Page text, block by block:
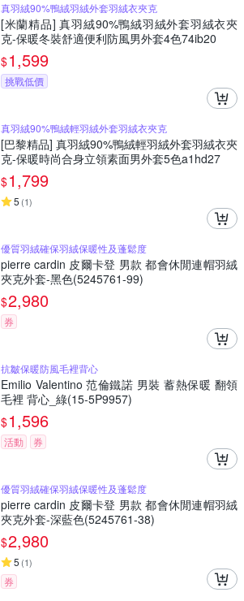
真羽絨90%鴨絨羽絨外套羽絨衣夾克
[米蘭精品] 真羽絨90%鴨絨羽絨外套羽絨衣夾
克-保暖冬裝舒適便利防風男外套4色74ib20
$1,599
挑戰低價
真羽絨90%鴨絨輕羽絨外套羽絨衣夾克
[巴黎精品] 真羽絨90%鴨絨輕羽絨外套羽絨衣夾
克-保暖時尚合身立領素面男外套5色a1hd27
$1,799
5 (1)
優質羽絨確保羽絨保暖性及蓬鬆度
pierre cardin 皮爾卡登 男款 都會休閒連帽羽絨
夾克外套-黑色(5245761-99)
$2,980
券
抗皺保暖防風毛裡背心
Emilio Valentino 范倫鐵諾 男裝 蓄熱保暖 翻領
毛裡 背心_綠(15-5P9957)
$1,596
活動 券
優質羽絨確保羽絨保暖性及蓬鬆度
pierre cardin 皮爾卡登 男款 都會休閒連帽羽絨
夾克外套-深藍色(5245761-38)
$2,980
5 (1)
券